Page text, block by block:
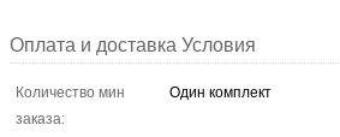
Оплата и доставка Условия
Количество мин
заказа:
Один комплект